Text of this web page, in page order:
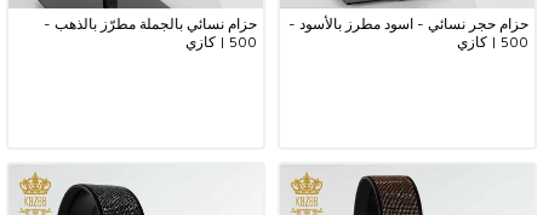
حزام حجر نسائي - اسود مطرز بالأسود -
500 | كازي
حزام نسائي بالجملة مطرّز بالذهب -
500 | كازي